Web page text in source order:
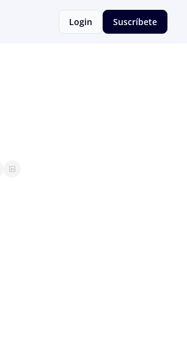
Login Suscríbete